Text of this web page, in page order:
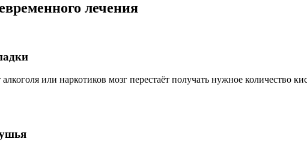
лечения
или наркотиков мозг перестаёт получать нужное количество